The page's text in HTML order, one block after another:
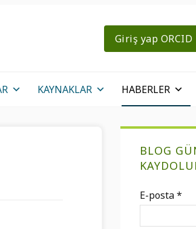
Giriş yap ORCID
KAYNAKLAR HABERLER
Birincil
Kenar
Çubuğu
BLOG
E-posta*